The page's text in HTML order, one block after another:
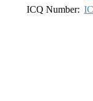
ICQ Number: